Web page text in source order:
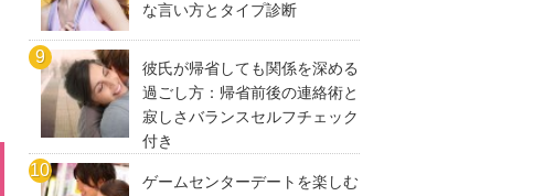
な言い方とタイプ診断
彼氏が帰省しても関係を深める
過ごし方：帰省前後の連絡術と
寂しさバランスセルフチェック
付き
ゲームセンターデートを楽しむ